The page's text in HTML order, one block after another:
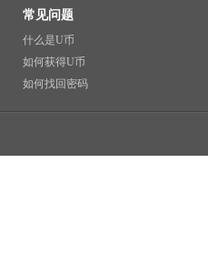
常见问题
什么是U币
如何获得U币
如何找回密码